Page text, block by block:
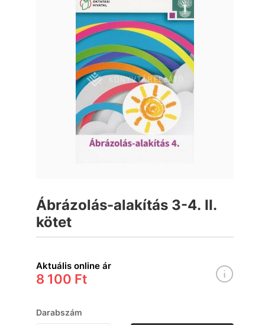
Ábrázolás-alakítás 3-4. II.
kötet
Aktuális online ár
8 100 Ft
Darabszám